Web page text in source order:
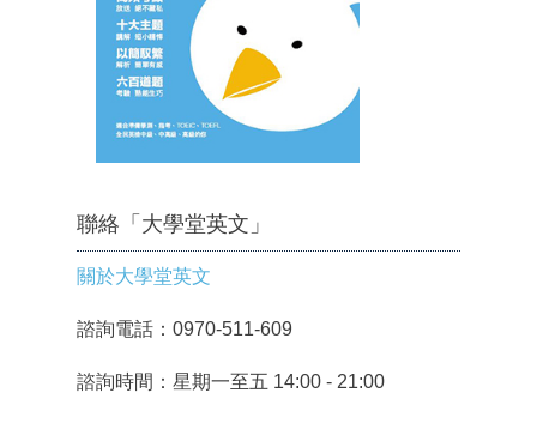
聯絡「大學堂英文」
關於大學堂英文
諮詢電話：0970-511-609
諮詢時間：星期一至五 14:00 - 21:00